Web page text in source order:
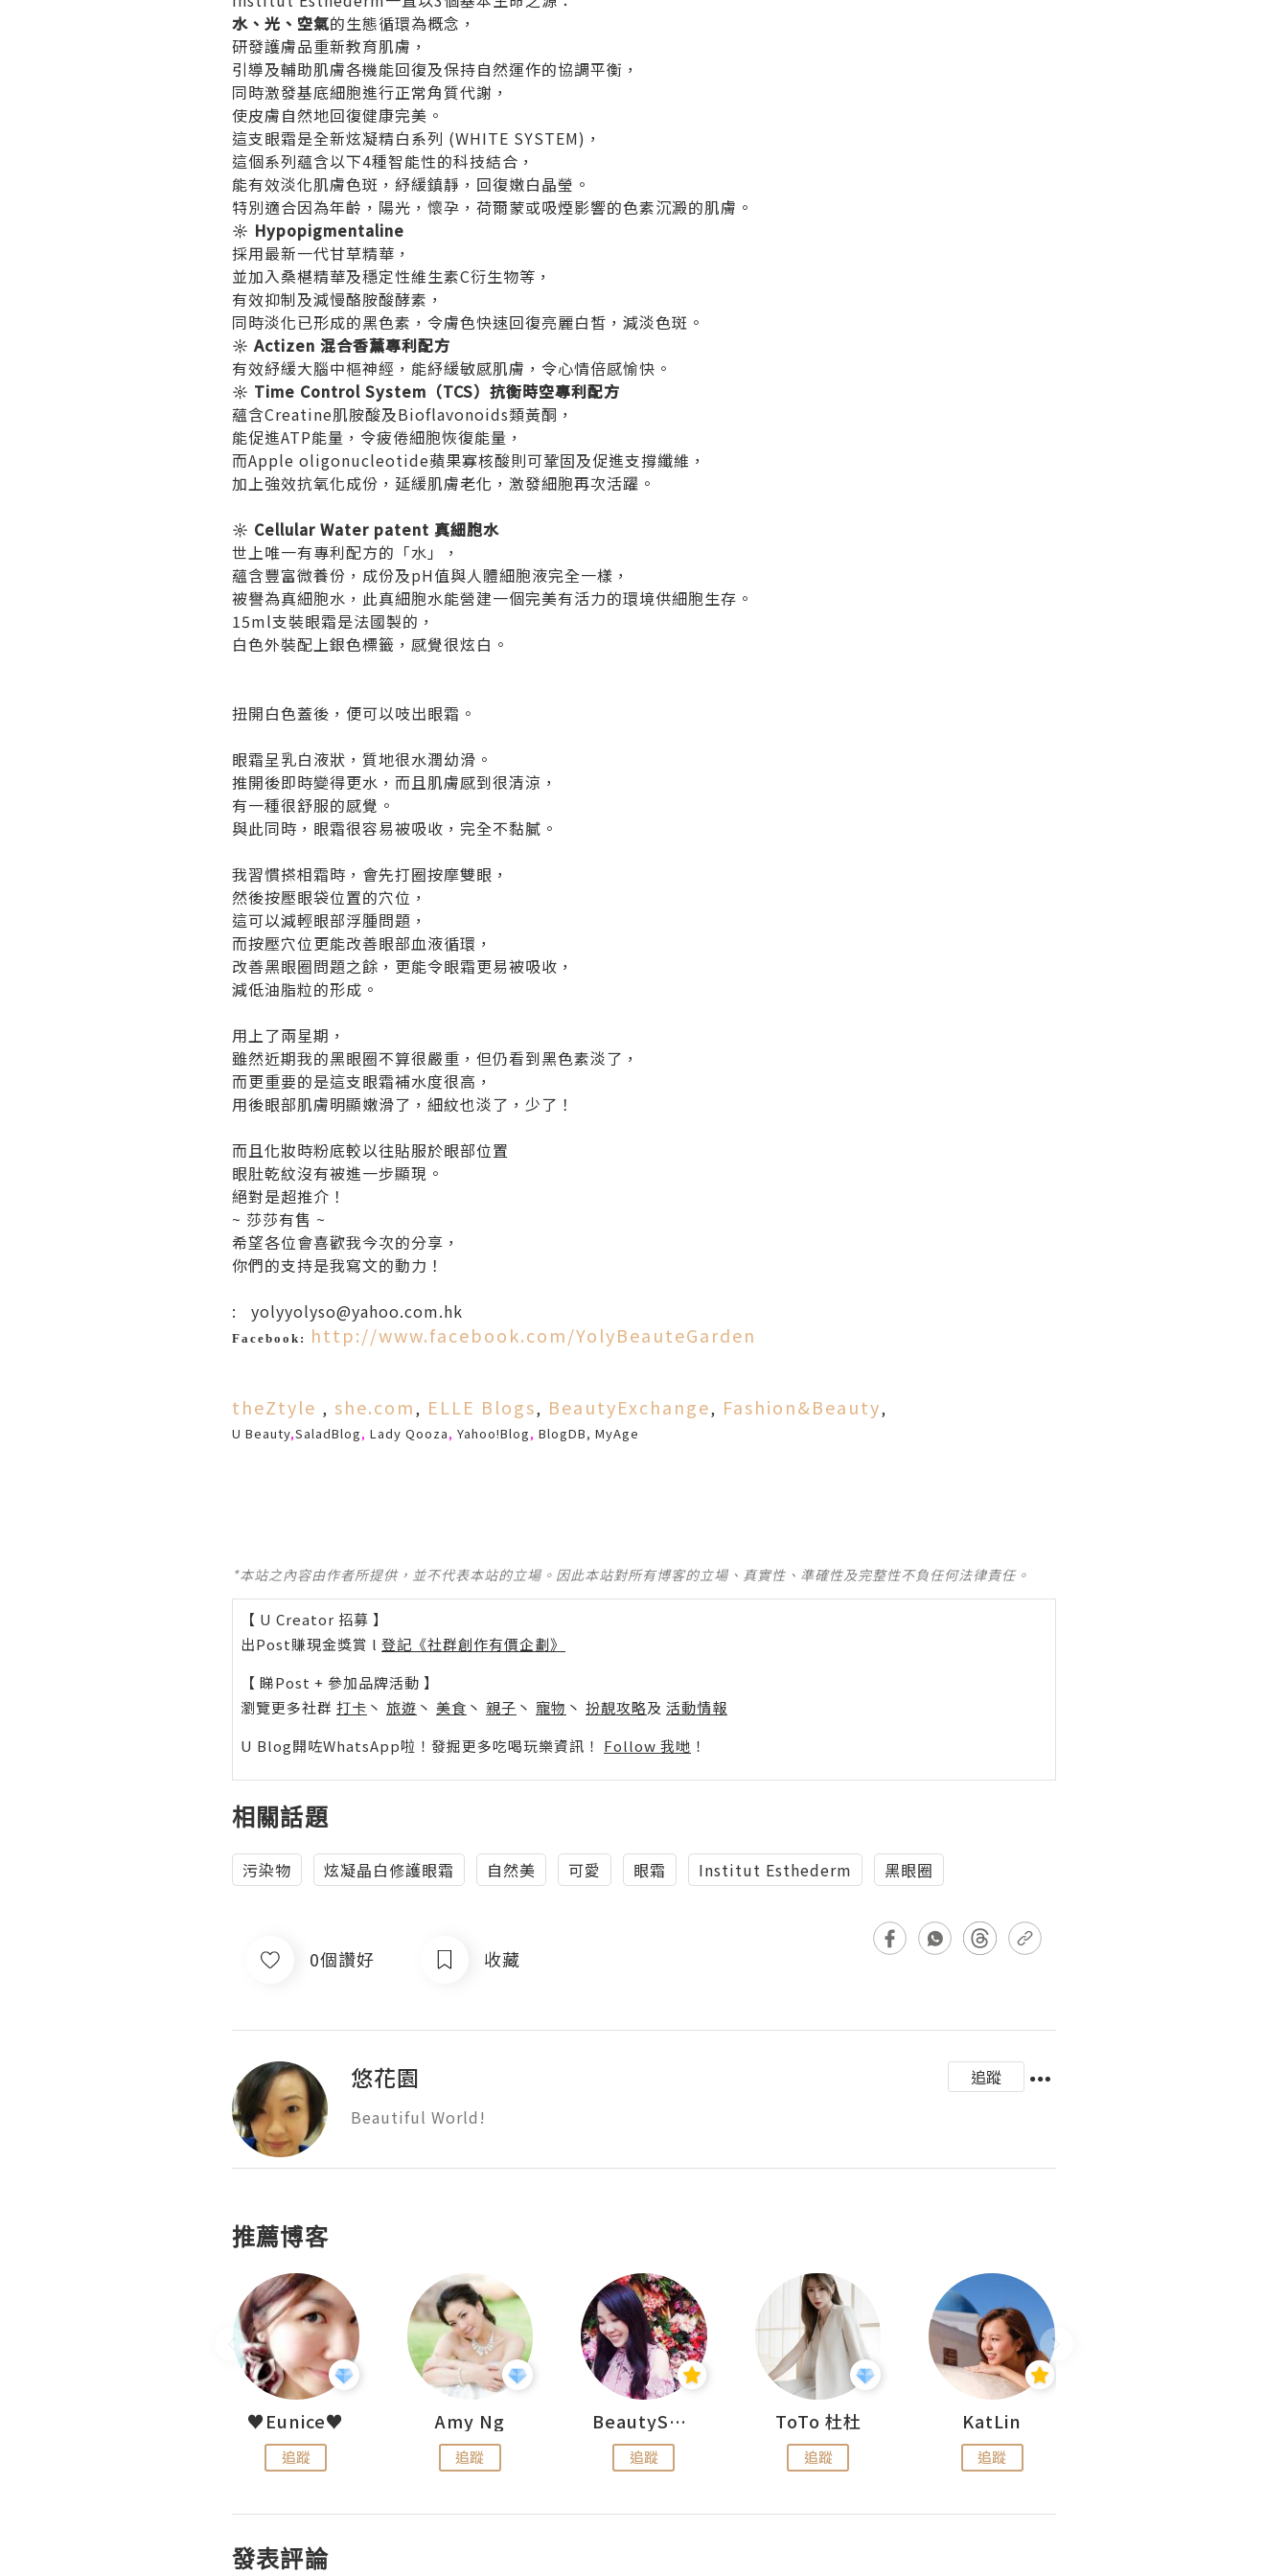
水、光、空氣的生態循環為概念，
研發護膚品重新教育肌膚，
引導及輔助肌膚各機能回復及保持自然運作的協調平衡，
同時激發基底細胞進行正常角質代謝，
使皮膚自然地回復健康完美。
這支眼霜是全新炫凝精白系列 (WHITE SYSTEM)，
這個系列蘊含以下4種智能性的科技結合，
能有效淡化肌膚色斑，紓緩鎮靜，回復嫩白晶瑩。
特別適合因為年齡，陽光，懷孕，荷爾蒙或吸煙影響的色素沉澱的肌膚。
☼ Hypopigmentaline
採用最新一代甘草精華，
並加入桑椹精華及穩定性維生素C衍生物等，
有效抑制及減慢酪胺酸酵素，
同時淡化已形成的黑色素，令膚色快速回復亮麗白皙，減淡色斑。
☼ Actizen 混合香薰專利配方
有效紓緩大腦中樞神經，能紓緩敏感肌膚，令心情倍感愉快。
☼ Time Control System（TCS）抗衡時空專利配方
蘊含Creatine肌胺酸及Bioflavonoids類黃酮，
能促進ATP能量，令疲倦細胞恢復能量，
而Apple oligonucleotide蘋果寡核酸則可鞏固及促進支撐纖維，
加上強效抗氧化成份，延緩肌膚老化，激發細胞再次活躍。
☼ Cellular Water patent 真細胞水
世上唯一有專利配方的「水」，
蘊含豐富微養份，成份及pH值與人體細胞液完全一樣，
被譽為真細胞水，此真細胞水能營建一個完美有活力的環境供細胞生存。
15ml支裝眼霜是法國製的，
白色外裝配上銀色標籤，感覺很炫白。
扭開白色蓋後，便可以吱出眼霜。
眼霜呈乳白液狀，質地很水潤幼滑。
推開後即時變得更水，而且肌膚感到很清涼，
有一種很舒服的感覺。
與此同時，眼霜很容易被吸收，完全不黏膩。
我習慣搽相霜時，會先打圈按摩雙眼，
然後按壓眼袋位置的穴位，
這可以減輕眼部浮腫問題，
而按壓穴位更能改善眼部血液循環，
改善黑眼圈問題之餘，更能令眼霜更易被吸收，
減低油脂粒的形成。
用上了兩星期，
雖然近期我的黑眼圈不算很嚴重，但仍看到黑色素淡了，
而更重要的是這支眼霜補水度很高，
用後眼部肌膚明顯嫩滑了，細紋也淡了，少了！
而且化妝時粉底較以往貼服於眼部位置
眼肚乾紋沒有被進一步顯現。
絕對是超推介！
~ 莎莎有售 ~
希望各位會喜歡我今次的分享，
你們的支持是我寫文的動力！
: yolyyolyso@yahoo.com.hk
Facebook: http://www.facebook.com/YolyBeauteGarden
theZtyle , she.com, ELLE Blogs, BeautyExchange, Fashion&Beauty,
U Beauty,SaladBlog, Lady Qooza, Yahoo!Blog, BlogDB, MyAge
*本站之內容由作者所提供，並不代表本站的立場。因此本站對所有博客的立場、真實性、準確性及完整性不負任何法律責任。
【 U Creator 招募 】
出Post賺現金獎賞 l 登記《社群創作有價企劃》
【 睇Post + 參加品牌活動 】
瀏覽更多社群 打卡 丶 旅遊 丶 美食 丶 親子 丶 寵物 丶 扮靚攻略及 活動情報
U Blog開咗WhatsApp啦！發掘更多吃喝玩樂資訊！ Follow 我哋 ！
相關話題
污染物 炫凝晶白修護眼霜 自然美 可愛 眼霜 Institut Esthederm 黑眼圈
0個讚好 收藏
悠花園
追蹤
Beautiful World!
推薦博客
♥Eunice♥
追蹤
Amy Ng
追蹤
BeautySearch
追蹤
ToTo 杜杜
追蹤
KatLin
追蹤
發表評論